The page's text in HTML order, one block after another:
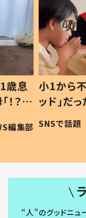
歳息
？」
編集部
小1から
ッド」だ
作り続
#令和の子
SNSで話題
“人”のグッドニュ